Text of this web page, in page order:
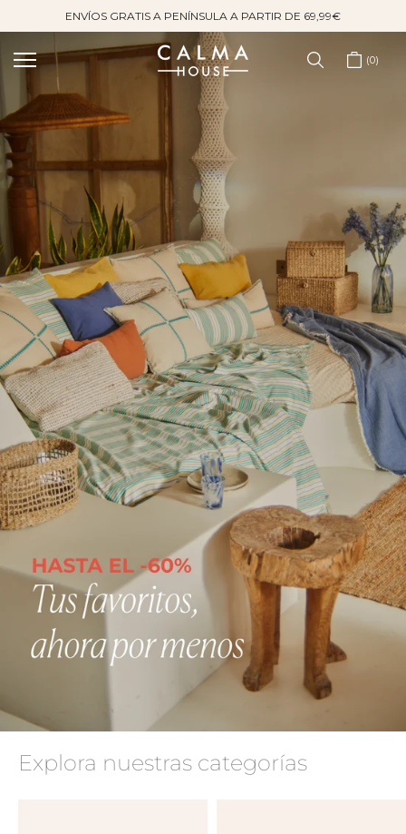
contenido
ENVÍOS GRATIS A PENÍNSULA A PARTIR DE 69,99€
0
Explora nuestras categorías